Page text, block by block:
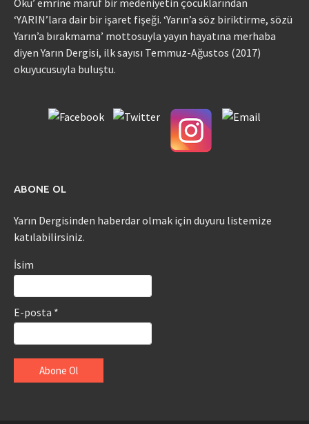
‘YARIN’lara dair bir işaret fişeği. ‘Yarın’a söz biriktirme, sözü
Yarın’a bırakmama’ mottosuyla yayın hayatına merhaba
diyen Yarın Dergisi, ilk sayısı Temmuz-Ağustos (2017)
okuyucusuyla buluştu.
ABONE OL
Yarın Dergisinden haberdar olmak için duyuru listemize
katılabilirsiniz.
İsim
E-posta *